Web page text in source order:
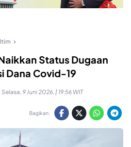
Status Dugaan
Dana Covid-19
Selasa, 9 Juni 2026, | 19:56 WIT
Bagikan: